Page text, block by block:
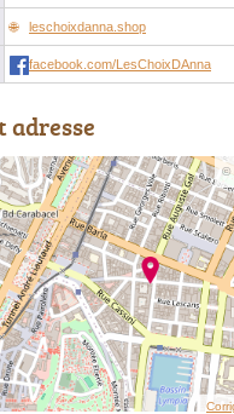
leschoixdanna.shop
facebook.com/LesChoixDAnna
adresse
©